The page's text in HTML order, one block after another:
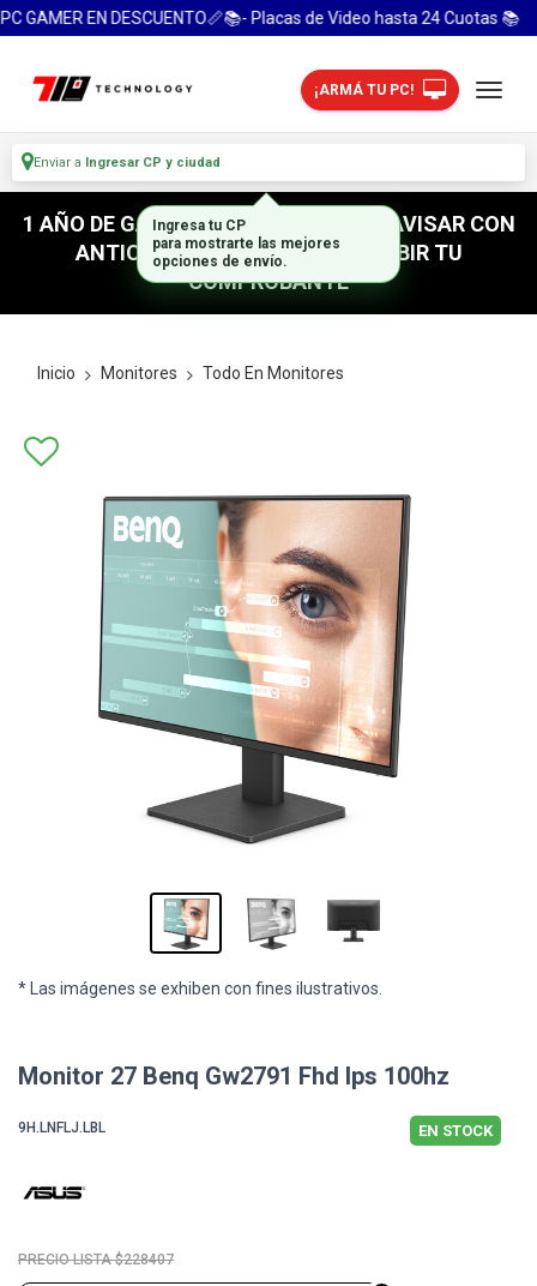
GAMER EN DESCUENTO📏📚- Placas de Video hasta 24 Cuotas 📚
¡ARMÁ TU PC!
Enviar a Ingresar CP y ciudad
1 AÑO DE GARANTIA! / PARA RETIRO AVISAR CON
ANTICIPACION / NO OLVIDES SUBIR TU
COMPROBANTE
Inicio Monitores Todo En Monitores
* Las imágenes se exhiben con fines ilustrativos.
Monitor 27 Benq Gw2791 Fhd Ips 100hz
9H.LNFLJ.LBL EN STOCK
$228407